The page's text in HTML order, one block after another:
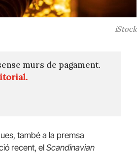
iStock
murs de pagament.
també a la premsa
recent, el Scandinavian